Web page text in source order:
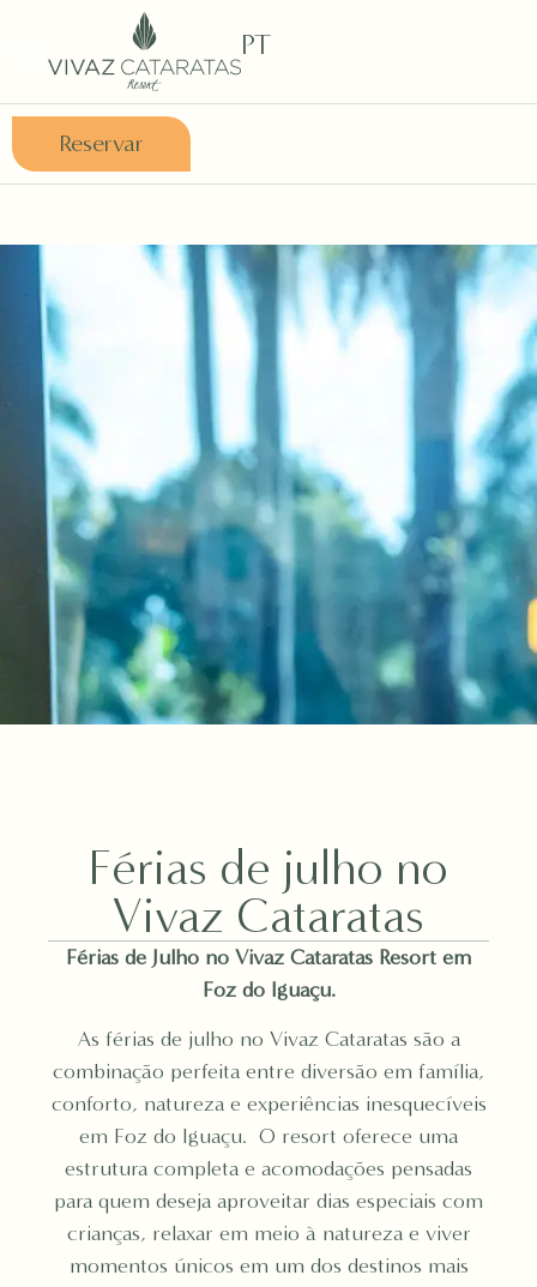
PT
Reservar
Férias de julho no
Vivaz Cataratas
Férias de Julho no Vivaz Cataratas Resort em
Foz do Iguaçu.
As férias de julho no Vivaz Cataratas são a
combinação perfeita entre diversão em família,
conforto, natureza e experiências inesquecíveis
em Foz do Iguaçu. O resort oferece uma
estrutura completa e acomodações pensadas
para quem deseja aproveitar dias especiais com
crianças, relaxar em meio à natureza e viver
momentos únicos em um dos destinos mais